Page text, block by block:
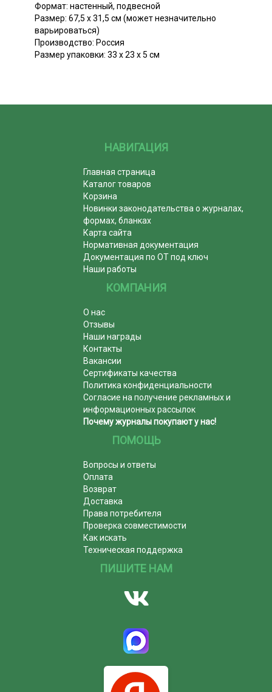
Формат: настенный, подвесной
Размер: 67,5 х 31,5 см (может незначительно
варьироваться)
Производство: Россия
Размер упаковки: 33 х 23 х 5 см
НАВИГАЦИЯ
Главная страница
Каталог товаров
Корзина
Новинки законодательства о журналах,
формах, бланках
Карта сайта
Нормативная документация
Документация по ОТ под ключ
Наши работы
КОМПАНИЯ
О нас
Отзывы
Наши награды
Контакты
Вакансии
Сертификаты качества
Политика конфиденциальности
Согласие на получение рекламных и
информационных рассылок
Почему журналы покупают у нас!
ПОМОЩЬ
Вопросы и ответы
Оплата
Возврат
Доставка
Права потребителя
Проверка совместимости
Как искать
Техническая поддержка
ПИШИТЕ НАМ